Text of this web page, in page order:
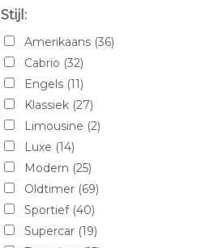
Ferrari
Ferrari Purosangue
Fiat
Ford
GMC 100
Jaguar
Jeep
Lamborghini
Landrover
Landrover Defender
Maserati
McLaren
Stijl:
Amerikaans (36)
Cabrio (32)
Engels (11)
Klassiek (27)
Limousine (2)
Luxe (14)
Modern (25)
Oldtimer (69)
Sportief (40)
Supercar (19)